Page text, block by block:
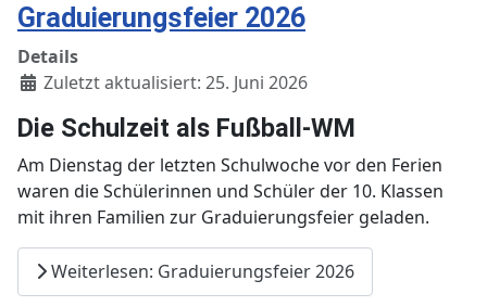
Graduierungsfeier 2026
Details
Zuletzt aktualisiert: 25. Juni 2026
Die Schulzeit als Fußball-WM
Am Dienstag der letzten Schulwoche vor den Ferien
waren die Schülerinnen und Schüler der 10. Klassen
mit ihren Familien zur Graduierungsfeier geladen.
Weiterlesen: Graduierungsfeier 2026